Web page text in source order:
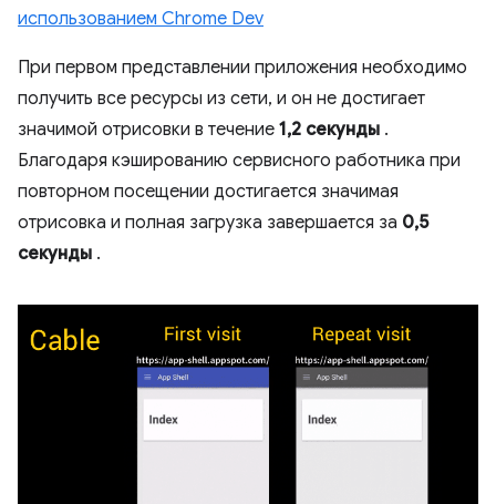
использованием Chrome Dev
При первом представлении приложения необходимо
получить все ресурсы из сети, и он не достигает
значимой отрисовки в течение 1,2 секунды .
Благодаря кэшированию сервисного работника при
повторном посещении достигается значимая
отрисовка и полная загрузка завершается за 0,5
секунды .